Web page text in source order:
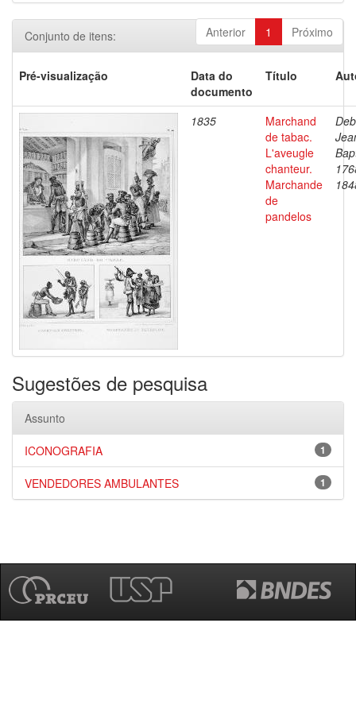
Anterior 1 Próximo
Conjunto de itens:
Pré-visualização
Data do
documento
Título
1835
Marchand
de tabac.
L'aveugle
chanteur.
Marchande
de
pandelos
Sugestões de pesquisa
Assunto
1
ICONOGRAFIA
1
VENDEDORES AMBULANTES